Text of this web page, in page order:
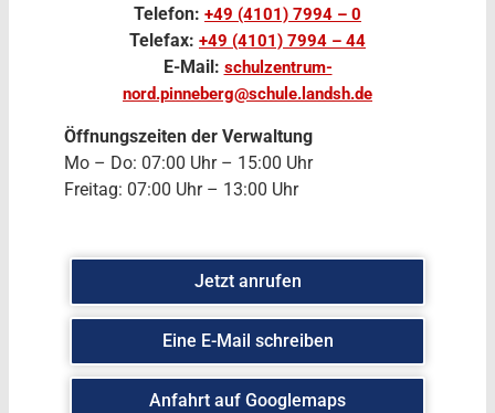
Telefon: +49 (4101) 7994 – 0
Telefax: +49 (4101) 7994 – 44
E-Mail: schulzentrum-
nord.pinneberg@schule.landsh.de
Öffnungszeiten der Verwaltung
Mo – Do: 07:00 Uhr – 15:00 Uhr
Freitag: 07:00 Uhr – 13:00 Uhr
Jetzt anrufen
Eine E-Mail schreiben
Anfahrt auf Googlemaps